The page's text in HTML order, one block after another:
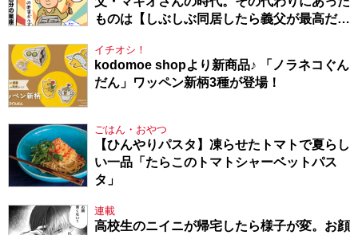
ものは【しぶしぶ同居したら義父が最高だっ
イチオシ！
kodomoe shopより新商品♪ 「ノラネコぐん
だん」ワッペン新柄3種が登場！
ごはん・おやつ
【ひんやりパスタ】凍らせたトマトで夏らし
い一品「たらこのトマトシャーベットパス
タ」
連載
高校生のニイニが帰宅したら様子が変。お顔